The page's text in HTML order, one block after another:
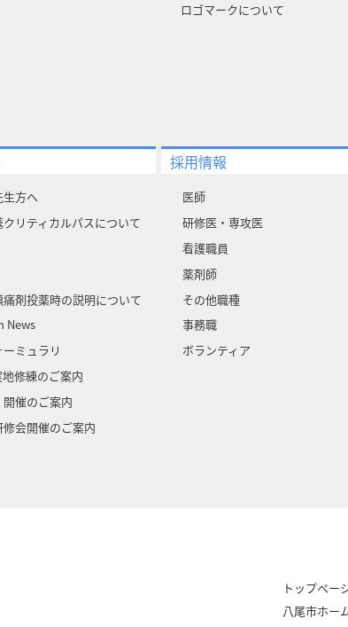
ロゴマークについて
方へ
リティカルパスについて
剤投薬時の説明について
News
ミュラリ
修練のご案内
催のご案内
会開催のご案内
採用情報
医師
研修医・専攻医
看護職員
薬剤師
その他職種
事務職
ボランティア
トップペー
八尾市ホー